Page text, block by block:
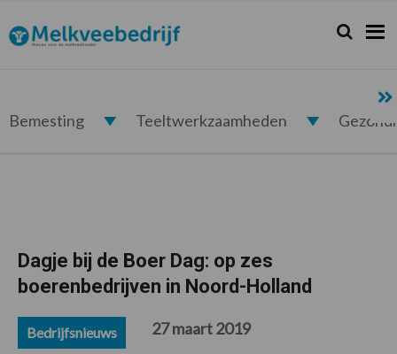
de
hoofdnavigatie
de
hoofd
de
eerste
de
voettekst
Melkveebedrijf.nl Zoeken...
Zoek
Bemesting Teeltwerkzaamheden
Dagje bij de Boer Dag: op zes
boerenbedrijven in Noord-Holland
Bedrijfsnieuws 27 maart 2019